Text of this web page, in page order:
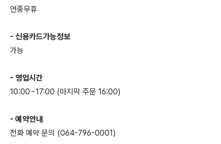
연중무휴
- 신용카드가능정보
가능
- 영업시간
10:00~17:00 (마지막 주문 16:00)
- 예약안내
전화 예약 문의 (064-796-0001)